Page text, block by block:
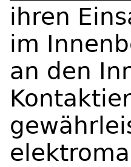
ihren
im
an den